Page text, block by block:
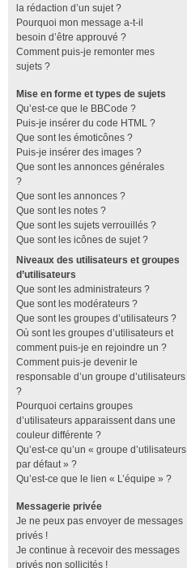
la rédaction d’un sujet ?
Pourquoi mon message a-t-il
besoin d’être approuvé ?
Comment puis-je remonter mes
sujets ?
Mise en forme et types de sujets
Qu’est-ce que le BBCode ?
Puis-je insérer du code HTML ?
Que sont les émoticônes ?
Puis-je insérer des images ?
Que sont les annonces générales
?
Que sont les annonces ?
Que sont les notes ?
Que sont les sujets verrouillés ?
Que sont les icônes de sujet ?
Niveaux des utilisateurs et groupes
d’utilisateurs
Que sont les administrateurs ?
Que sont les modérateurs ?
Que sont les groupes d’utilisateurs ?
Où sont les groupes d’utilisateurs et
comment puis-je en rejoindre un ?
Comment puis-je devenir le
responsable d’un groupe d’utilisateurs
?
Pourquoi certains groupes
d’utilisateurs apparaissent dans une
couleur différente ?
Qu’est-ce qu’un « groupe d’utilisateurs
par défaut » ?
Qu’est-ce que le lien « L’équipe » ?
Messagerie privée
Je ne peux pas envoyer de messages
privés !
Je continue à recevoir des messages
privés non sollicités !